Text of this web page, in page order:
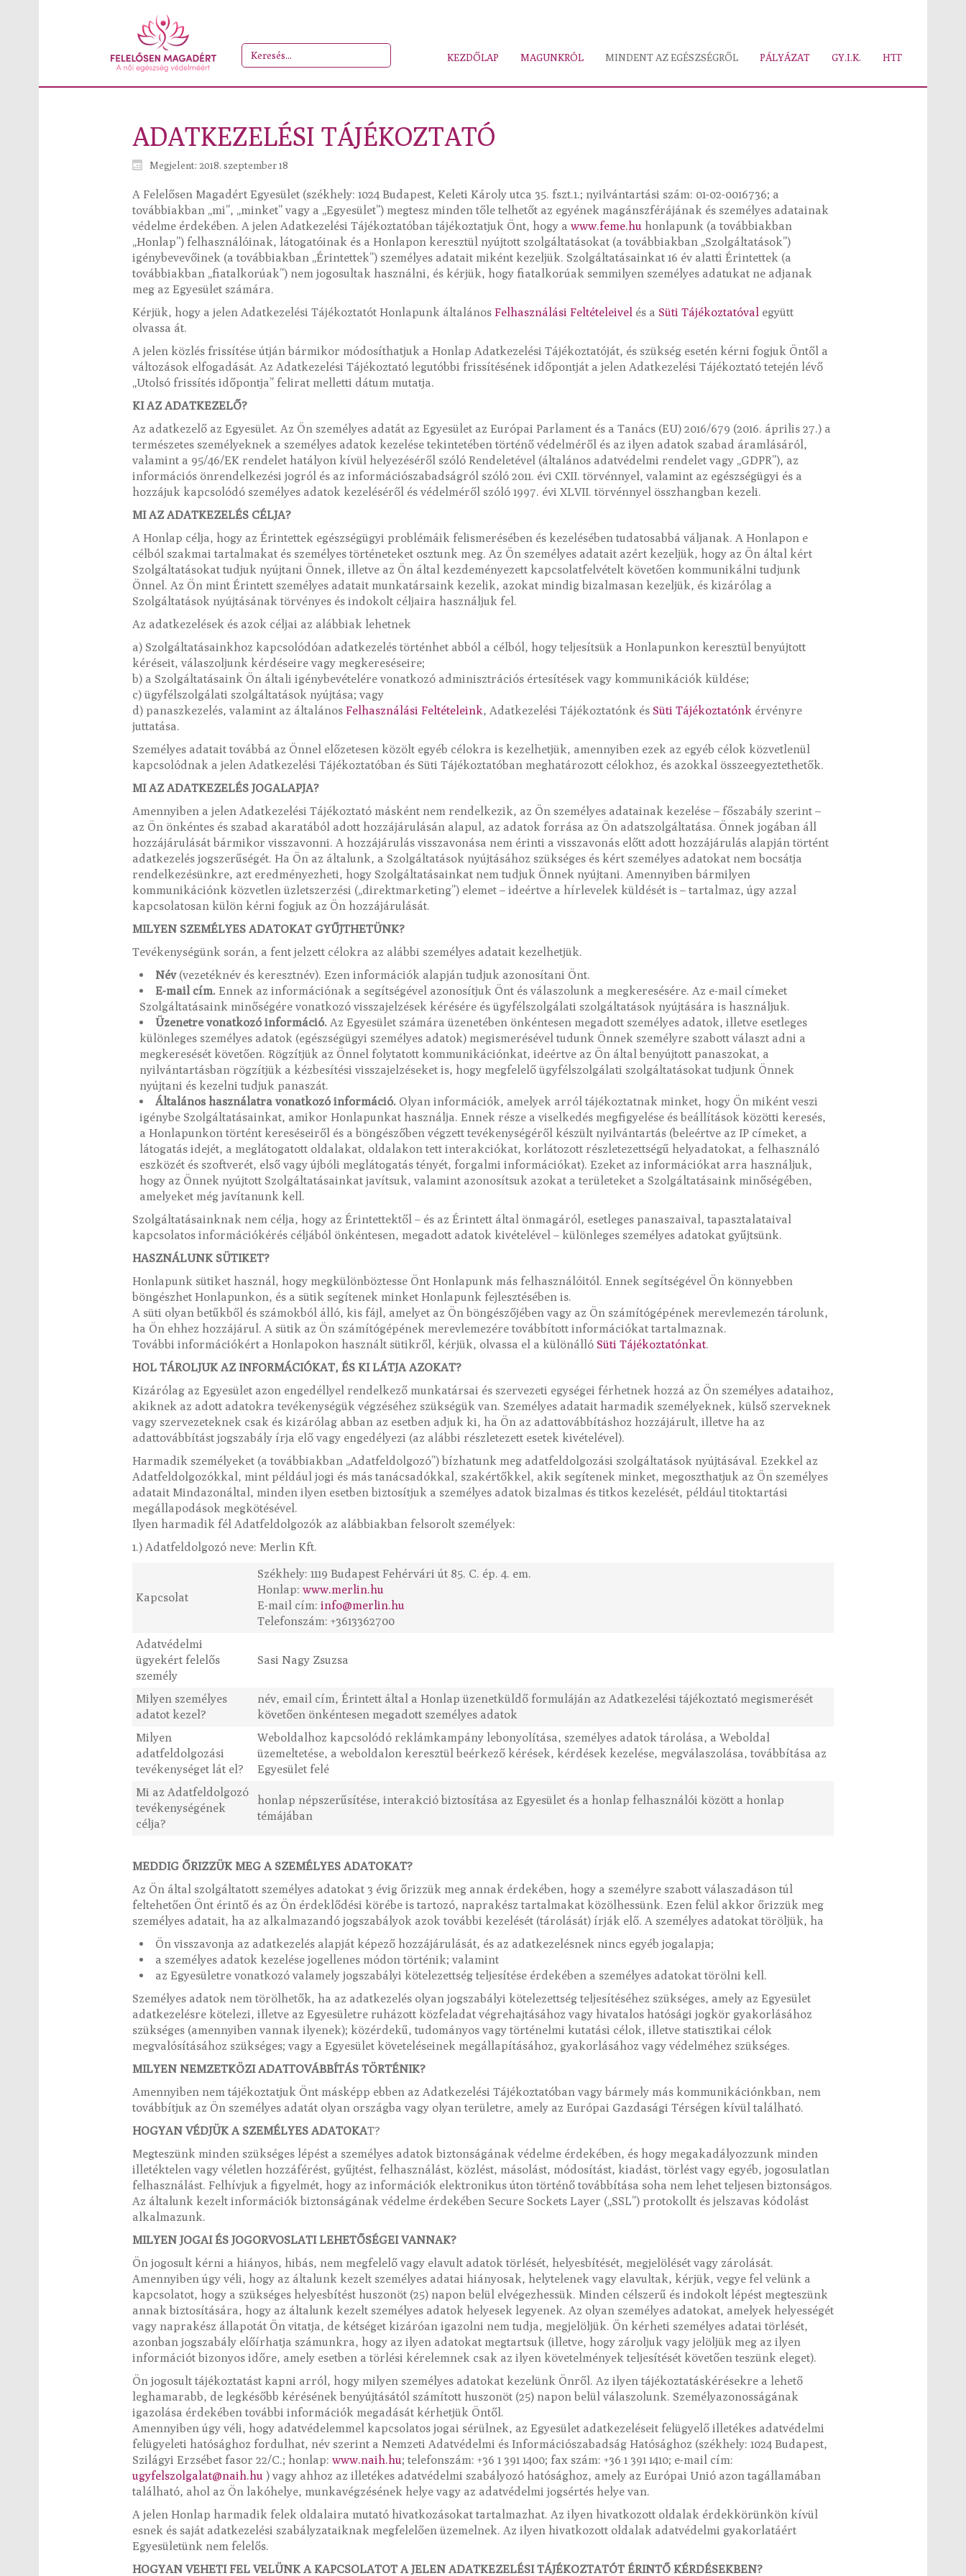
KEZDŐLAP MAGUNKRÓL MINDENT AZ EGÉSZSÉGRŐL PÁLYÁZAT GY.I.K. HTT
ADATKEZELÉSI TÁJÉKOZTATÓ
Megjelent: 2018. szeptember 18
A Felelősen Magadért Egyesület (székhely: 1024 Budapest, Keleti Károly utca 35. fszt.1.; nyilvántartási szám: 01-02-0016736; a
továbbiakban „mi”, „minket” vagy a „Egyesület”) megtesz minden tőle telhetőt az egyének magánszférájának és személyes adatainak
védelme érdekében. A jelen Adatkezelési Tájékoztatóban tájékoztatjuk Önt, hogy a www.feme.hu honlapunk (a továbbiakban
„Honlap”) felhasználóinak, látogatóinak és a Honlapon keresztül nyújtott szolgáltatásokat (a továbbiakban „Szolgáltatások”)
igénybevevőinek (a továbbiakban „Érintettek”) személyes adatait miként kezeljük. Szolgáltatásainkat 16 év alatti Érintettek (a
továbbiakban „fiatalkorúak”) nem jogosultak használni, és kérjük, hogy fiatalkorúak semmilyen személyes adatukat ne adjanak
meg az Egyesület számára.
Kérjük, hogy a jelen Adatkezelési Tájékoztatót Honlapunk általános Felhasználási Feltételeivel és a Süti Tájékoztatóval együtt
olvassa át.
A jelen közlés frissítése útján bármikor módosíthatjuk a Honlap Adatkezelési Tájékoztatóját, és szükség esetén kérni fogjuk Öntől a
változások elfogadását. Az Adatkezelési Tájékoztató legutóbbi frissítésének időpontját a jelen Adatkezelési Tájékoztató tetején lévő
„Utolsó frissítés időpontja” felirat melletti dátum mutatja.
KI AZ ADATKEZELŐ?
Az adatkezelő az Egyesület. Az Ön személyes adatát az Egyesület az Európai Parlament és a Tanács (EU) 2016/679 (2016. április 27.) a
természetes személyeknek a személyes adatok kezelése tekintetében történő védelméről és az ilyen adatok szabad áramlásáról,
valamint a 95/46/EK rendelet hatályon kívül helyezéséről szóló Rendeletével (általános adatvédelmi rendelet vagy „GDPR”), az
információs önrendelkezési jogról és az információszabadságról szóló 2011. évi CXII. törvénnyel, valamint az egészségügyi és a
hozzájuk kapcsolódó személyes adatok kezeléséről és védelméről szóló 1997. évi XLVII. törvénnyel összhangban kezeli.
MI AZ ADATKEZELÉS CÉLJA?
A Honlap célja, hogy az Érintettek egészségügyi problémáik felismerésében és kezelésében tudatosabbá váljanak. A Honlapon e
célból szakmai tartalmakat és személyes történeteket osztunk meg. Az Ön személyes adatait azért kezeljük, hogy az Ön által kért
Szolgáltatásokat tudjuk nyújtani Önnek, illetve az Ön által kezdeményezett kapcsolatfelvételt követően kommunikálni tudjunk
Önnel. Az Ön mint Érintett személyes adatait munkatársaink kezelik, azokat mindig bizalmasan kezeljük, és kizárólag a
Szolgáltatások nyújtásának törvényes és indokolt céljaira használjuk fel.
Az adatkezelések és azok céljai az alábbiak lehetnek
a) Szolgáltatásainkhoz kapcsolódóan adatkezelés történhet abból a célból, hogy teljesítsük a Honlapunkon keresztül benyújtott
kéréseit, válaszoljunk kérdéseire vagy megkereséseire;
b) a Szolgáltatásaink Ön általi igénybevételére vonatkozó adminisztrációs értesítések vagy kommunikációk küldése;
c) ügyfélszolgálati szolgáltatások nyújtása; vagy
d) panaszkezelés, valamint az általános Felhasználási Feltételeink, Adatkezelési Tájékoztatónk és Süti Tájékoztatónk érvényre
juttatása.
Személyes adatait továbbá az Önnel előzetesen közölt egyéb célokra is kezelhetjük, amennyiben ezek az egyéb célok közvetlenül
kapcsolódnak a jelen Adatkezelési Tájékoztatóban és Süti Tájékoztatóban meghatározott célokhoz, és azokkal összeegyeztethetők.
MI AZ ADATKEZELÉS JOGALAPJA?
Amennyiben a jelen Adatkezelési Tájékoztató másként nem rendelkezik, az Ön személyes adatainak kezelése – főszabály szerint –
az Ön önkéntes és szabad akaratából adott hozzájárulásán alapul, az adatok forrása az Ön adatszolgáltatása. Önnek jogában áll
hozzájárulását bármikor visszavonni. A hozzájárulás visszavonása nem érinti a visszavonás előtt adott hozzájárulás alapján történt
adatkezelés jogszerűségét. Ha Ön az általunk, a Szolgáltatások nyújtásához szükséges és kért személyes adatokat nem bocsátja
rendelkezésünkre, azt eredményezheti, hogy Szolgáltatásainkat nem tudjuk Önnek nyújtani. Amennyiben bármilyen
kommunikációnk közvetlen üzletszerzési („direktmarketing”) elemet – ideértve a hírlevelek küldését is – tartalmaz, úgy azzal
kapcsolatosan külön kérni fogjuk az Ön hozzájárulását.
MILYEN SZEMÉLYES ADATOKAT GYŰJTHETÜNK?
Tevékenységünk során, a fent jelzett célokra az alábbi személyes adatait kezelhetjük.
Név(vezetéknév és keresztnév). Ezen információk alapján tudjuk azonosítani Önt.
E-mail cím. Ennek az információnak a segítségével azonosítjuk Önt és válaszolunk a megkeresésére. Az e-mail címeket
Szolgáltatásaink minőségére vonatkozó visszajelzések kérésére és ügyfélszolgálati szolgáltatások nyújtására is használjuk.
Üzenetre vonatkozó információ. Az Egyesület számára üzenetében önkéntesen megadott személyes adatok, illetve esetleges
különleges személyes adatok (egészségügyi személyes adatok) megismerésével tudunk Önnek személyre szabott választ adni a
megkeresését követően. Rögzítjük az Önnel folytatott kommunikációnkat, ideértve az Ön által benyújtott panaszokat, a
nyilvántartásban rögzítjük a kézbesítési visszajelzéseket is, hogy megfelelő ügyfélszolgálati szolgáltatásokat tudjunk Önnek
nyújtani és kezelni tudjuk panaszát.
Általános használatra vonatkozó információ. Olyan információk, amelyek arról tájékoztatnak minket, hogy Ön miként veszi
igénybe Szolgáltatásainkat, amikor Honlapunkat használja. Ennek része a viselkedés megfigyelése és beállítások közötti keresés,
a Honlapunkon történt kereséseiről és a böngészőben végzett tevékenységéről készült nyilvántartás (beleértve az IP címeket, a
látogatás idejét, a meglátogatott oldalakat, oldalakon tett interakciókat, korlátozott részletezettségű helyadatokat, a felhasználó
eszközét és szoftverét, első vagy újbóli meglátogatás tényét, forgalmi információkat). Ezeket az információkat arra használjuk,
hogy az Önnek nyújtott Szolgáltatásainkat javítsuk, valamint azonosítsuk azokat a területeket a Szolgáltatásaink minőségében,
amelyeket még javítanunk kell.
Szolgáltatásainknak nem célja, hogy az Érintettektől – és az Érintett által önmagáról, esetleges panaszaival, tapasztalataival
kapcsolatos információkérés céljából önkéntesen, megadott adatok kivételével – különleges személyes adatokat gyűjtsünk.
HASZNÁLUNK SÜTIKET?
Honlapunk sütiket használ, hogy megkülönböztesse Önt Honlapunk más felhasználóitól. Ennek segítségével Ön könnyebben
böngészhet Honlapunkon, és a sütik segítenek minket Honlapunk fejlesztésében is.
A süti olyan betűkből és számokból álló, kis fájl, amelyet az Ön böngészőjében vagy az Ön számítógépének merevlemezén tárolunk,
ha Ön ehhez hozzájárul. A sütik az Ön számítógépének merevlemezére továbbított információkat tartalmaznak.
További információkért a Honlapokon használt sütikről, kérjük, olvassa el a különálló Süti Tájékoztatónkat.
HOL TÁROLJUK AZ INFORMÁCIÓKAT, ÉS KI LÁTJA AZOKAT?
Kizárólag az Egyesület azon engedéllyel rendelkező munkatársai és szervezeti egységei férhetnek hozzá az Ön személyes adataihoz,
akiknek az adott adatokra tevékenységük végzéséhez szükségük van. Személyes adatait harmadik személyeknek, külső szerveknek
vagy szervezeteknek csak és kizárólag abban az esetben adjuk ki, ha Ön az adattovábbításhoz hozzájárult, illetve ha az
adattovábbítást jogszabály írja elő vagy engedélyezi (az alábbi részletezett esetek kivételével).
Harmadik személyeket (a továbbiakban „Adatfeldolgozó”) bízhatunk meg adatfeldolgozási szolgáltatások nyújtásával. Ezekkel az
Adatfeldolgozókkal, mint például jogi és más tanácsadókkal, szakértőkkel, akik segítenek minket, megoszthatjuk az Ön személyes
adatait Mindazonáltal, minden ilyen esetben biztosítjuk a személyes adatok bizalmas és titkos kezelését, például titoktartási
megállapodások megkötésével.
Ilyen harmadik fél Adatfeldolgozók az alábbiakban felsorolt személyek:
1.) Adatfeldolgozó neve: Merlin Kft.
Kapcsolat
Székhely: 1119 Budapest Fehérvári út 85. C. ép. 4. em.
Honlap: www.merlin.hu
E-mail cím: info@merlin.hu
Telefonszám: +3613362700
Adatvédelmi
ügyekért felelős
személy
Sasi Nagy Zsuzsa
Milyen személyes
adatot kezel?
név, email cím, Érintett által a Honlap üzenetküldő formuláján az Adatkezelési tájékoztató megismerését
követően önkéntesen megadott személyes adatok
Milyen
adatfeldolgozási
tevékenységet lát el?
Weboldalhoz kapcsolódó reklámkampány lebonyolítása, személyes adatok tárolása, a Weboldal
üzemeltetése, a weboldalon keresztül beérkező kérések, kérdések kezelése, megválaszolása, továbbítása az
Egyesület felé
Mi az Adatfeldolgozó
tevékenységének
célja?
honlap népszerűsítése, interakció biztosítása az Egyesület és a honlap felhasználói között a honlap
témájában
MEDDIG ŐRIZZÜK MEG A SZEMÉLYES ADATOKAT?
Az Ön által szolgáltatott személyes adatokat 3 évig őrizzük meg annak érdekében, hogy a személyre szabott válaszadáson túl
feltehetően Önt érintő és az Ön érdeklődési körébe is tartozó, naprakész tartalmakat közölhessünk. Ezen felül akkor őrizzük meg
személyes adatait, ha az alkalmazandó jogszabályok azok további kezelését (tárolását) írják elő. A személyes adatokat töröljük, ha
Ön visszavonja az adatkezelés alapját képező hozzájárulását, és az adatkezelésnek nincs egyéb jogalapja;
a személyes adatok kezelése jogellenes módon történik; valamint
az Egyesületre vonatkozó valamely jogszabályi kötelezettség teljesítése érdekében a személyes adatokat törölni kell.
Személyes adatok nem törölhetők, ha az adatkezelés olyan jogszabályi kötelezettség teljesítéséhez szükséges, amely az Egyesület
adatkezelésre kötelezi, illetve az Egyesületre ruházott közfeladat végrehajtásához vagy hivatalos hatósági jogkör gyakorlásához
szükséges (amennyiben vannak ilyenek); közérdekű, tudományos vagy történelmi kutatási célok, illetve statisztikai célok
megvalósításához szükséges; vagy a Egyesület követeléseinek megállapításához, gyakorlásához vagy védelméhez szükséges.
MILYEN NEMZETKÖZI ADATTOVÁBBÍTÁS TÖRTÉNIK?
Amennyiben nem tájékoztatjuk Önt másképp ebben az Adatkezelési Tájékoztatóban vagy bármely más kommunikációnkban, nem
továbbítjuk az Ön személyes adatát olyan országba vagy olyan területre, amely az Európai Gazdasági Térségen kívül található.
HOGYAN VÉDJÜK A SZEMÉLYES ADATOKAT?
Megteszünk minden szükséges lépést a személyes adatok biztonságának védelme érdekében, és hogy megakadályozzunk minden
illetéktelen vagy véletlen hozzáférést, gyűjtést, felhasználást, közlést, másolást, módosítást, kiadást, törlést vagy egyéb, jogosulatlan
felhasználást. Felhívjuk a figyelmét, hogy az információk elektronikus úton történő továbbítása soha nem lehet teljesen biztonságos.
Az általunk kezelt információk biztonságának védelme érdekében Secure Sockets Layer („SSL”) protokollt és jelszavas kódolást
alkalmazunk.
MILYEN JOGAI ÉS JOGORVOSLATI LEHETŐSÉGEI VANNAK?
Ön jogosult kérni a hiányos, hibás, nem megfelelő vagy elavult adatok törlését, helyesbítését, megjelölését vagy zárolását.
Amennyiben úgy véli, hogy az általunk kezelt személyes adatai hiányosak, helytelenek vagy elavultak, kérjük, vegye fel velünk a
kapcsolatot, hogy a szükséges helyesbítést huszonöt (25) napon belül elvégezhessük. Minden célszerű és indokolt lépést megteszünk
annak biztosítására, hogy az általunk kezelt személyes adatok helyesek legyenek. Az olyan személyes adatokat, amelyek helyességét
vagy naprakész állapotát Ön vitatja, de kétséget kizáróan igazolni nem tudja, megjelöljük. Ön kérheti személyes adatai törlését,
azonban jogszabály előírhatja számunkra, hogy az ilyen adatokat megtartsuk (illetve, hogy zároljuk vagy jelöljük meg az ilyen
információt bizonyos időre, amely esetben a törlési kérelemnek csak az ilyen követelmények teljesítését követően teszünk eleget).
Ön jogosult tájékoztatást kapni arról, hogy milyen személyes adatokat kezelünk Önről. Az ilyen tájékoztatáskérésekre a lehető
leghamarabb, de legkésőbb kérésének benyújtásától számított huszonöt (25) napon belül válaszolunk. Személyazonosságának
igazolása érdekében további információk megadását kérhetjük Öntől.
Amennyiben úgy véli, hogy adatvédelemmel kapcsolatos jogai sérülnek, az Egyesület adatkezeléseit felügyelő illetékes adatvédelmi
felügyeleti hatósághoz fordulhat, név szerint a Nemzeti Adatvédelmi és Információszabadság Hatósághoz (székhely: 1024 Budapest,
Szilágyi Erzsébet fasor 22/C.; honlap: www.naih.hu; telefonszám: +36 1 391 1400; fax szám: +36 1 391 1410; e-mail cím:
ugyfelszolgalat@naih.hu ) vagy ahhoz az illetékes adatvédelmi szabályozó hatósághoz, amely az Európai Unió azon tagállamában
található, ahol az Ön lakóhelye, munkavégzésének helye vagy az adatvédelmi jogsértés helye van.
A jelen Honlap harmadik felek oldalaira mutató hivatkozásokat tartalmazhat. Az ilyen hivatkozott oldalak érdekkörünkön kívül
esnek és saját adatkezelési szabályzataiknak megfelelően üzemelnek. Az ilyen hivatkozott oldalak adatvédelmi gyakorlatáért
Egyesületünk nem felelős.
HOGYAN VEHETI FEL VELÜNK A KAPCSOLATOT A JELEN ADATKEZELÉSI TÁJÉKOZTATÓT ÉRINTŐ KÉRDÉSEKBEN?